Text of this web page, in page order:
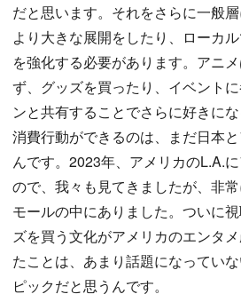
だと思います。それをさらに一般層
より大きな展開をしたり、ローカ
を強化する必要があります。アニ
ず、グッズを買ったり、イベント
ンと共有することでさらに好きに
消費行動ができるのは、まだ日本
んです。2023年、アメリカのL.A.
ので、我々も見てきましたが、非
モールの中にありました。ついに
ズを買う文化がアメリカのエンタ
たことは、あまり話題になってい
ピックだと思うんです。